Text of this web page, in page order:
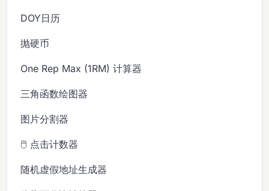
DOY日历
抛硬币
One Rep Max (1RM) 计算器
三角函数绘图器
图片分割器
🖱️ 点击计数器
随机虚假地址生成器